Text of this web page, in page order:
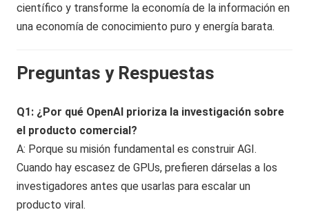
científico y transforme la economía de la información en
una economía de conocimiento puro y energía barata.
Preguntas y Respuestas
Q1: ¿Por qué OpenAI prioriza la investigación sobre
el producto comercial?
A: Porque su misión fundamental es construir AGI.
Cuando hay escasez de GPUs, prefieren dárselas a los
investigadores antes que usarlas para escalar un
producto viral.